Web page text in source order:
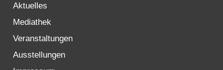
Aktuelles
Mediathek
Veranstaltungen
Ausstellungen